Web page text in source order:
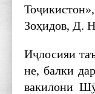
Зоҳидов, Д.
Иҷлосияи
не, балки
вакилони